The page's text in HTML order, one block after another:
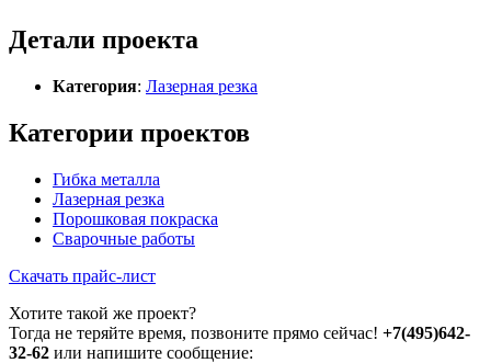
Детали проекта
Категория: Лазерная резка
Категории проектов
Гибка металла
Лазерная резка
Порошковая покраска
Сварочные работы
Скачать прайс-лист
Хотите такой же проект?
Тогда не теряйте время, позвоните прямо сейчас! +7(495)642-
32-62 или напишите сообщение: